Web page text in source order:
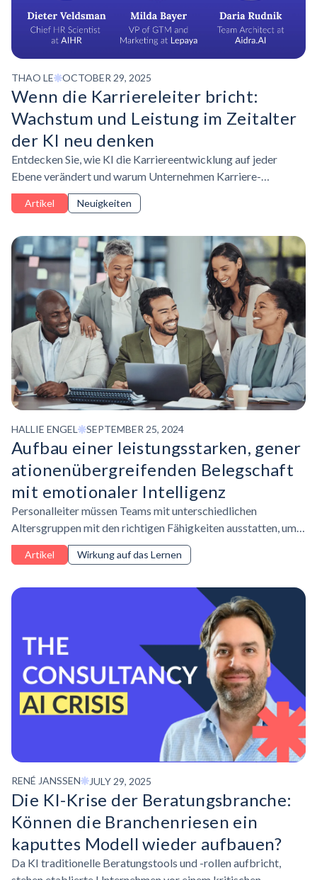
THAO LE OCTOBER 29, 2025
Wenn die Karriereleiter bricht:
Wachstum und Leistung im Zeitalter
der KI neu denken
Entdecken Sie, wie KI die Karriereentwicklung auf jeder
Ebene verändert und warum Unternehmen Karriere-
Frameworks und Leistungsbeurteilungen überdenken
müssen, um Talente in einem KI-gesteuerten Arbeitsumfeld
Artikel Neuigkeiten
HALLIE ENGEL SEPTEMBER 25, 2024
Aufbau einer leistungsstarken, gener
ationenübergreifenden Belegschaft
mit emotionaler Intelligenz
Personalleiter müssen Teams mit unterschiedlichen
Altersgruppen mit den richtigen Fähigkeiten ausstatten, um
die Zusammenarbeit zu fördern, die Produktivität zu
steigern und die Leistung der sich schnell entwickelnden
Artikel Wirkung auf das Lernen
RENÉ JANSSEN JULY 29, 2025
Die KI-Krise der Beratungsbranche:
Können die Branchenriesen ein
kaputtes Modell wieder aufbauen?
Da KI traditionelle Beratungstools und -rollen aufbricht,